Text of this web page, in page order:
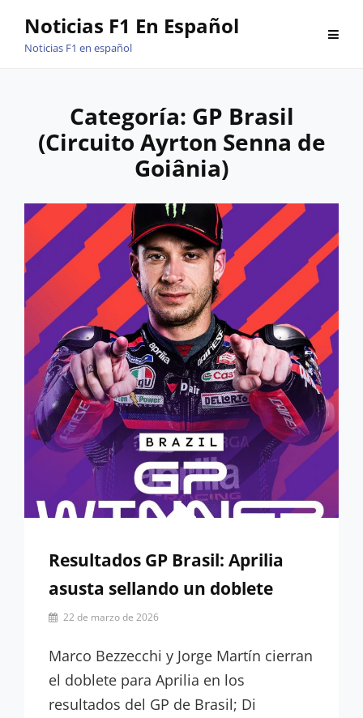
Noticias F1 En Español
Noticias F1 en español
Categoría: GP Brasil
(Circuito Ayrton Senna de
Goiânia)
Resultados GP Brasil: Aprilia
asusta sellando un doblete
Por
Lora-
22 de marzo de 2026
Marco Bezzecchi y Jorge Martín cierran
el doblete para Aprilia en los
resultados del GP de Brasil; Di